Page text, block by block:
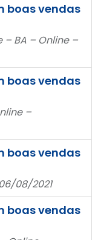
boas vendas
BA – Online –
boas vendas
–
boas vendas
08/2021
boas vendas